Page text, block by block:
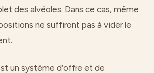
des alvéoles. Dans ce cas, même
ne suffiront pas à vider le
un système d’offre et de